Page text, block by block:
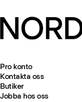
Pro konto
Kontakta oss
Butiker
Jobba hos oss